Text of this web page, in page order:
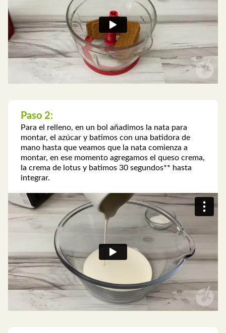
Paso 2:
Para el relleno, en un bol añadimos la nata para
montar, el azúcar y batimos con una batidora de
mano hasta que veamos que la nata comienza a
montar, en ese momento agregamos el queso crema,
la crema de lotus y batimos 30 segundos** hasta
integrar.